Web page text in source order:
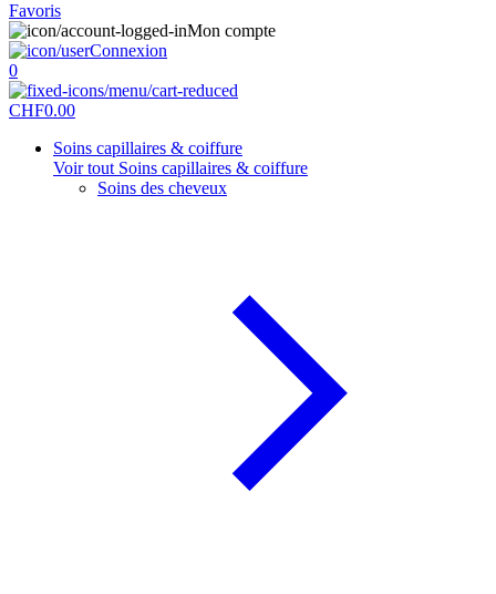
Favoris
Mon compte
Connexion
0
CHF0.00
Soins capillaires & coiffure
Voir tout Soins capillaires & coiffure
Soins des cheveux